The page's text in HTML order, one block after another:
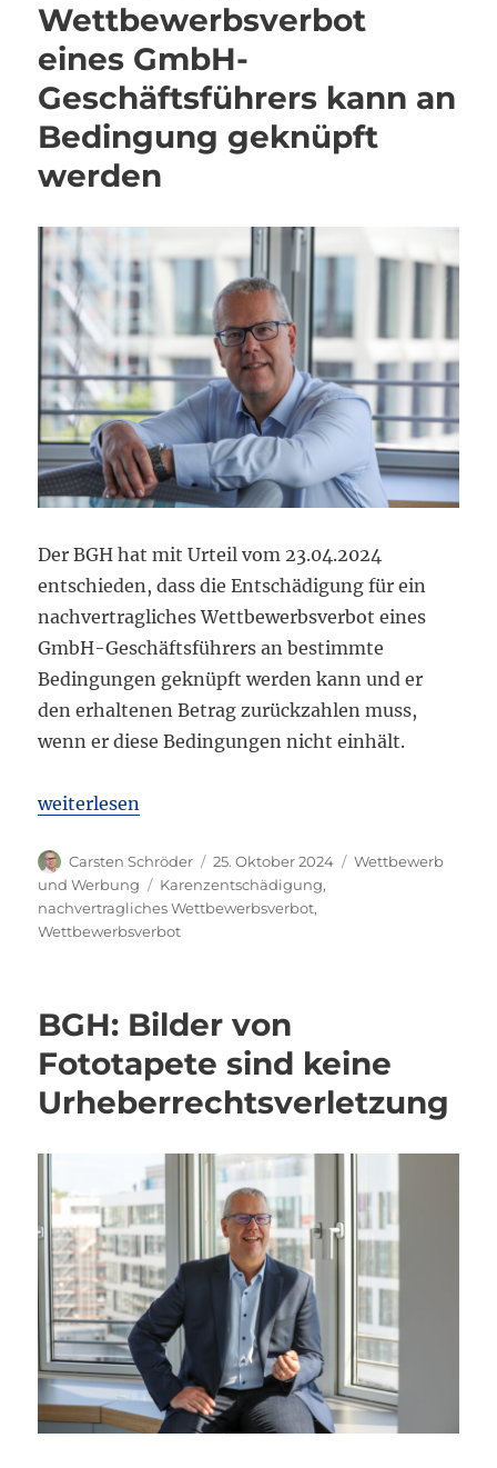
Wettbewerbsverbot
eines GmbH-
Geschäftsführers kann an
Bedingung geknüpft
werden
Der BGH hat mit Urteil vom 23.04.2024
entschieden, dass die Entschädigung für ein
nachvertragliches Wettbewerbsverbot eines
GmbH-Geschäftsführers an bestimmte
Bedingungen geknüpft werden kann und er
den erhaltenen Betrag zurückzahlen muss,
wenn er diese Bedingungen nicht einhält.
„BGH: Entschädigung für nachvertragliches
weiterlesen
Autor
Carsten Schröder
Veröffentlicht
am
25. Oktober 2024 Kategorien
Wettbewerb
und Werbung
Schlagwörter
Karenzentschädigung,
nachvertragliches Wettbewerbsverbot,
Wettbewerbsverbot
BGH: Bilder von
Fototapete sind keine
Urheberrechtsverletzung